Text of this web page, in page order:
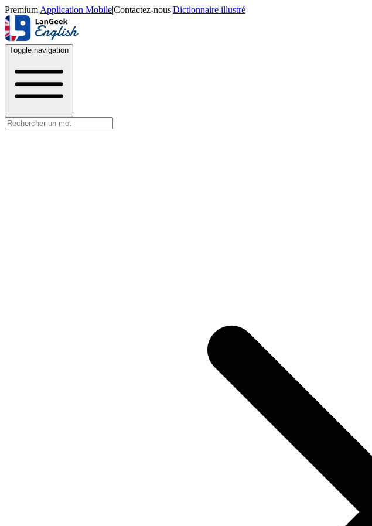
Premium|Application Mobile|Contactez-nous|Dictionnaire illustré
Toggle navigation